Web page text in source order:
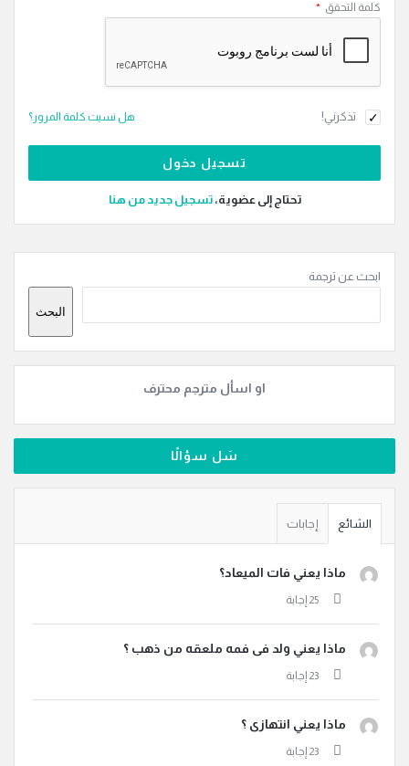
كلمة التحقق *
تذكرني! هل نسيت كلمة المرور؟
تحتاج إلى عضوية،‫تسجيل جديد من هنا
الجانبية
ابحث عن ترجمة
البحث
او اسأل مترجم محترف
سَل سؤالًا
الشائع إجابات
ماذا يعني فات الميعاد؟
ماذا يعني ولد فى فمه ملعقه من ذهب ؟
ماذا يعني انتهازى ؟